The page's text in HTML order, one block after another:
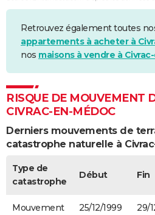
Retrouvez également toutes
appartements à acheter à
nos maisons à vendre à
RISQUE DE MOUVEMENT
CIVRAC-EN-MÉDOC
Derniers mouvements de
catastrophe naturelle à
Type de
catastrophe
Début Fin
Mouvement
25/12/1999 29/